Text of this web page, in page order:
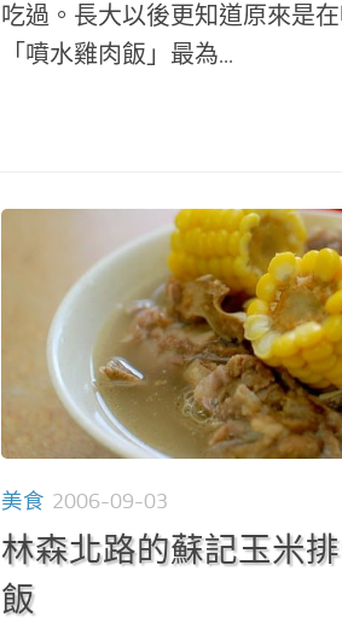
吃過。長大以後更知道原來是
「噴水雞肉飯」最為...
美食 2006-09-03
林森北路的蘇記玉米
飯